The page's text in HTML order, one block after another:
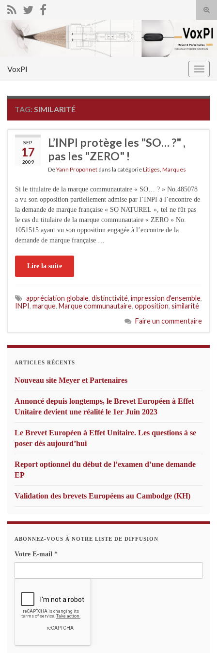
Search for:
VoxPI
TAG: SIMILARITÉ
SEP
17
2009
L’INPI protège les "SO… ?" ,
pas les "ZERO" !
DeYann Proponnet dans la catégorieLitiges Marques
Si le titulaire de la marque communautaire « SO… ? » No.485078
a vu son opposition partiellement admise par l’INPI à l’encontre de
la demande de marque française « SO NATUREL », tel ne fût pas
le cas du titulaire de la marque communautaire « ZERO » No.
1051515 ayant vu son opposition engagée à l’encontre de la
demande de marque française …
Lire la suite
appréciation globale, distinctivité, impression d'ensemble,
INPI, marque, Marque communautaire, opposition, similarité
Faire un commentaire
ARTICLES RÉCENTS
Nouveau site Meyer et Partenaires
Annoncé depuis longtemps, le Brevet Européen à Effet
Unitaire devient une réalité le 1er Juin 2023
Le Brevet Européen à Effet Unitaire. Les questions à se
poser dès aujourd’hui
Report optionnel du début de l’examen d’une demande
EP
Validation des brevets Européens au Cambodge (KH)
ABONNEZ-VOUS À NOTRE LISTE DE DIFFUSION
Votre E-mail *